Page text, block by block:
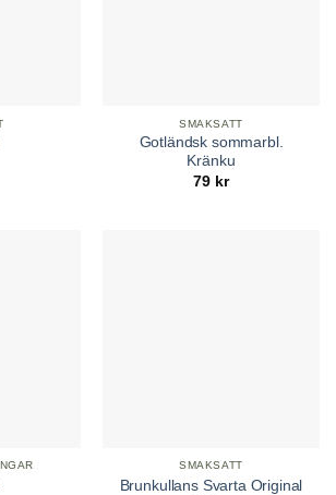
SMAKSATT
Gotländsk sommarbl.
Kränku
79 kr
SMAKSATT
Brunkullans Svarta Original